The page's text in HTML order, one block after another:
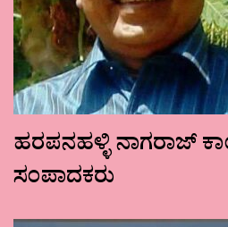
ಹರಪನಹಳ್ಳಿ ನಾಗರಾಜ್
ಸಂಪಾದಕರು